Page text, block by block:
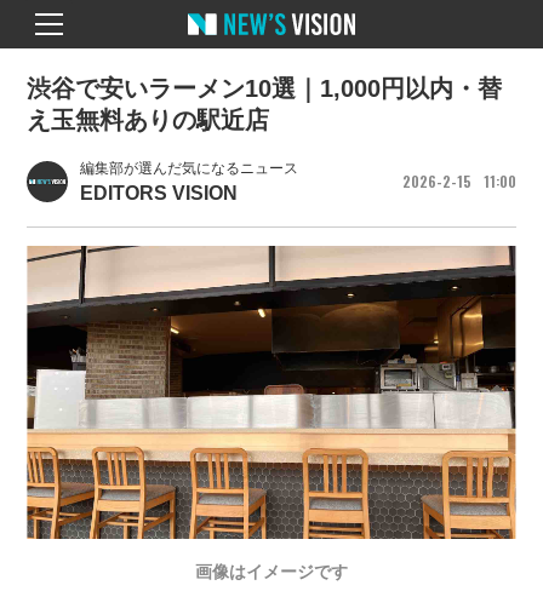
編集部が選んだ気になるニュース
EDITORS VISION
2026 2 15 11 00
渋谷で安いラーメン10選｜1,000円以内・替
え玉無料ありの駅近店
画像はイメージです